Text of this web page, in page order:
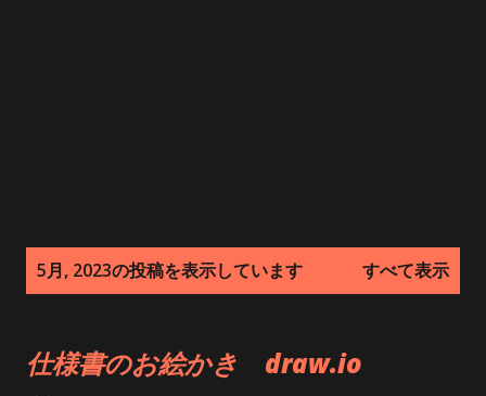
5月, 2023の投稿を表示しています すべて表示
仕様書のお絵かき draw.io